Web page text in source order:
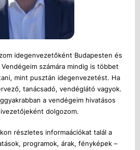
idegenvezetőként Budapesten és
számára mindig is többet
mint pusztán idegenvezetést. Ha
tanácsadó, vendéglátó vagyok.
a vendégeim hivatásos
dolgozom.
részletes informaációkat talál a
programok, árak, fényképek –